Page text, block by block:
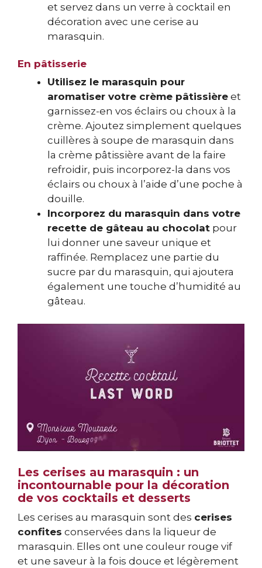
et servez dans un verre à cocktail en
décoration avec une cerise au
marasquin.
En pâtisserie
Utilisez le marasquin pour
aromatiser votre crème pâtissière et
garnissez-en vos éclairs ou choux à la
crème. Ajoutez simplement quelques
cuillères à soupe de marasquin dans
la crème pâtissière avant de la faire
refroidir, puis incorporez-la dans vos
éclairs ou choux à l’aide d’une poche à
douille.
Incorporez du marasquin dans votre
recette de gâteau au chocolat pour
lui donner une saveur unique et
raffinée. Remplacez une partie du
sucre par du marasquin, qui ajoutera
également une touche d’humidité au
gâteau.
Les cerises au marasquin : un
incontournable pour la décoration
de vos cocktails et desserts
Les cerises au marasquin sont des cerises
confites conservées dans la liqueur de
marasquin. Elles ont une couleur rouge vif
et une saveur à la fois douce et légèrement